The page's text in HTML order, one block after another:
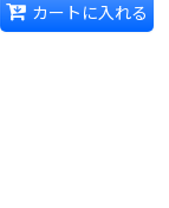
カートに入れる